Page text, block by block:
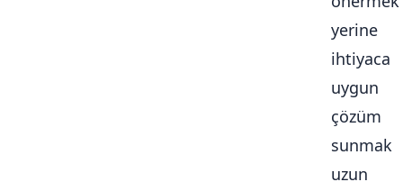
yerine
ihtiyaca
uygun
çözüm
sunmak
uzun